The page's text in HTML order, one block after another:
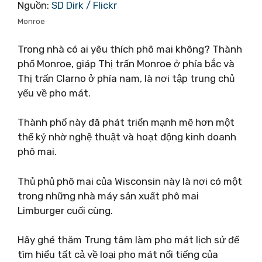
Nguồn: SD Dirk / Flickr
Monroe
Trong nhà có ai yêu thích phô mai không? Thành
phố Monroe, giáp Thị trấn Monroe ở phía bắc và
Thị trấn Clarno ở phía nam, là nơi tập trung chủ
yếu về pho mát.
Thành phố này đã phát triển mạnh mẽ hơn một
thế kỷ nhờ nghệ thuật và hoạt động kinh doanh
phô mai.
Thủ phủ phô mai của Wisconsin này là nơi có một
trong những nhà máy sản xuất phô mai
Limburger cuối cùng.
Hãy ghé thăm Trung tâm làm pho mát lịch sử để
tìm hiểu tất cả về loại pho mát nổi tiếng của